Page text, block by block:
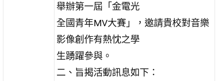
舉辦第一屆「金電光
全國青年MV大賽」，邀請貴校對音樂
影像創作有熱忱之學
生踴躍參與。
二、旨揭活動訊息如下：